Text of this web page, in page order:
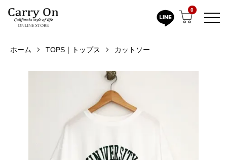
0
ホーム TOPS｜トップス カットソー